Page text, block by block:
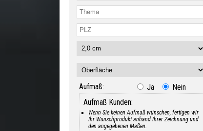
Aufmaß: Ja
Nein
Aufmaß Kunden:
Wenn Sie keinen Aufmaß wünschen, fertigen wir
Ihr Wunschprodukt anhand Ihrer Zeichnung und
den angegebenen Maßen.